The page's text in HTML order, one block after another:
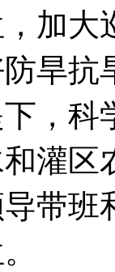
加
旱
，
灌
带